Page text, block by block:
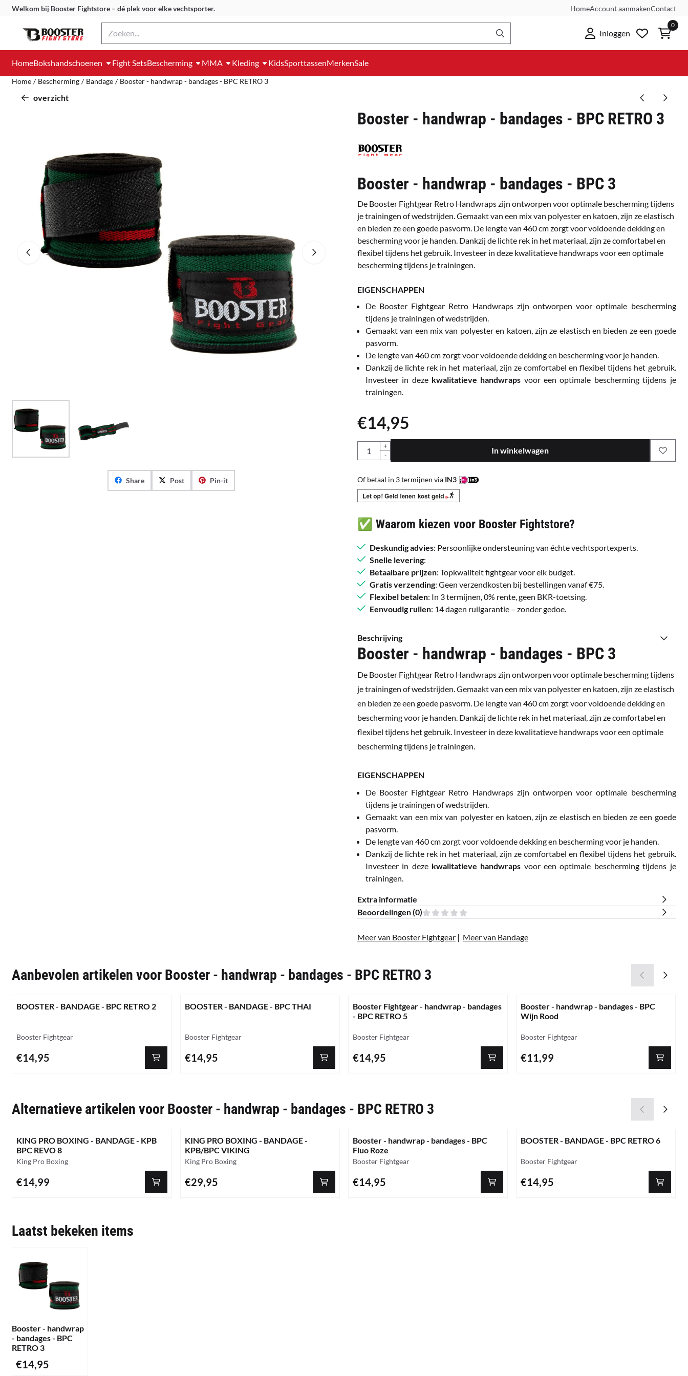
Cookievoorkeuren zijn momenteel gesloten.
Welkom bij Booster Fightstore – dé plek voor elke vechtsporter. HomeAccount aanmakenContact
Inloggen
0
HomeBokshandschoenen Fight SetsBescherming MMA Kleding KidsSporttassenMerkenSale
Home / Bescherming / Bandage / Booster - handwrap - bandages - BPC RETRO 3
overzicht
Share Post Pin-it
Booster - handwrap - bandages - BPC RETRO 3
Booster - handwrap - bandages - BPC 3
De Booster Fightgear Retro Handwraps zijn ontworpen voor optimale bescherming tijdens
je trainingen of wedstrijden. Gemaakt van een mix van polyester en katoen, zijn ze elastisch
en bieden ze een goede pasvorm. De lengte van 460 cm zorgt voor voldoende dekking en
bescherming voor je handen. Dankzij de lichte rek in het materiaal, zijn ze comfortabel en
flexibel tijdens het gebruik. Investeer in deze kwalitatieve handwraps voor een optimale
bescherming tijdens je trainingen.
EIGENSCHAPPEN
De Booster Fightgear Retro Handwraps zijn ontworpen voor optimale bescherming
tijdens je trainingen of wedstrijden.
Gemaakt van een mix van polyester en katoen, zijn ze elastisch en bieden ze een goede
pasvorm.
De lengte van 460 cm zorgt voor voldoende dekking en bescherming voor je handen.
Dankzij de lichte rek in het materiaal, zijn ze comfortabel en flexibel tijdens het gebruik.
Investeer in deze kwalitatieve handwraps voor een optimale bescherming tijdens je
trainingen.
€14,95
Aantal
+
-
In winkelwagen
Of betaal in 3 termijnen via IN3
✅ Waarom kiezen voor Booster Fightstore?
Deskundig advies: Persoonlijke ondersteuning van échte vechtsportexperts.
Snelle levering:
Betaalbare prijzen: Topkwaliteit fightgear voor elk budget.
Gratis verzending: Geen verzendkosten bij bestellingen vanaf €75.
Flexibel betalen: In 3 termijnen, 0% rente, geen BKR-toetsing.
Eenvoudig ruilen: 14 dagen ruilgarantie – zonder gedoe.
Beschrijving
Booster - handwrap - bandages - BPC 3
De Booster Fightgear Retro Handwraps zijn ontworpen voor optimale bescherming tijdens
je trainingen of wedstrijden. Gemaakt van een mix van polyester en katoen, zijn ze elastisch
en bieden ze een goede pasvorm. De lengte van 460 cm zorgt voor voldoende dekking en
bescherming voor je handen. Dankzij de lichte rek in het materiaal, zijn ze comfortabel en
flexibel tijdens het gebruik. Investeer in deze kwalitatieve handwraps voor een optimale
bescherming tijdens je trainingen.
EIGENSCHAPPEN
De Booster Fightgear Retro Handwraps zijn ontworpen voor optimale bescherming
tijdens je trainingen of wedstrijden.
Gemaakt van een mix van polyester en katoen, zijn ze elastisch en bieden ze een goede
pasvorm.
De lengte van 460 cm zorgt voor voldoende dekking en bescherming voor je handen.
Dankzij de lichte rek in het materiaal, zijn ze comfortabel en flexibel tijdens het gebruik.
Investeer in deze kwalitatieve handwraps voor een optimale bescherming tijdens je
trainingen.
Extra informatie
Beoordelingen (0)
Meer van Booster Fightgear| Meer van Bandage
Aanbevolen artikelen voor Booster - handwrap - bandages - BPC RETRO 3
BOOSTER - BANDAGE - BPC RETRO 2
Merk:
Booster Fightgear
Prijs: 14,95
€14,95
BOOSTER - BANDAGE - BPC THAI
Merk:
Booster Fightgear
Prijs: 14,95
€14,95
Booster Fightgear - handwrap - bandages
- BPC RETRO 5
Merk:
Booster Fightgear
Prijs: 14,95
€14,95
Booster - handwrap - bandages - BPC
Wijn Rood
Merk:
Booster Fightgear
Prijs: 11,99
€11,99
Alternatieve artikelen voor Booster - handwrap - bandages - BPC RETRO 3
KING PRO BOXING - BANDAGE - KPB
BPC REVO 8
Merk:
King Pro Boxing
Prijs: 14,99
€14,99
KING PRO BOXING - BANDAGE -
KPB/BPC VIKING
Merk:
King Pro Boxing
Prijs: 29,95
€29,95
Booster - handwrap - bandages - BPC
Fluo Roze
Merk:
Booster Fightgear
Prijs: 14,95
€14,95
BOOSTER - BANDAGE - BPC RETRO 6
Merk:
Booster Fightgear
Prijs: 14,95
€14,95
Laatst bekeken items
Booster - handwrap
- bandages - BPC
RETRO 3
€14,95